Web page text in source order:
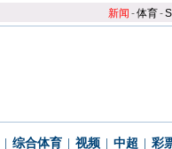
新闻 -体育-S
综合体育 视频 中超 彩